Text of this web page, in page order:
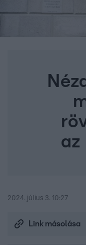
az
2024. július 3. 10:27
Link másolása